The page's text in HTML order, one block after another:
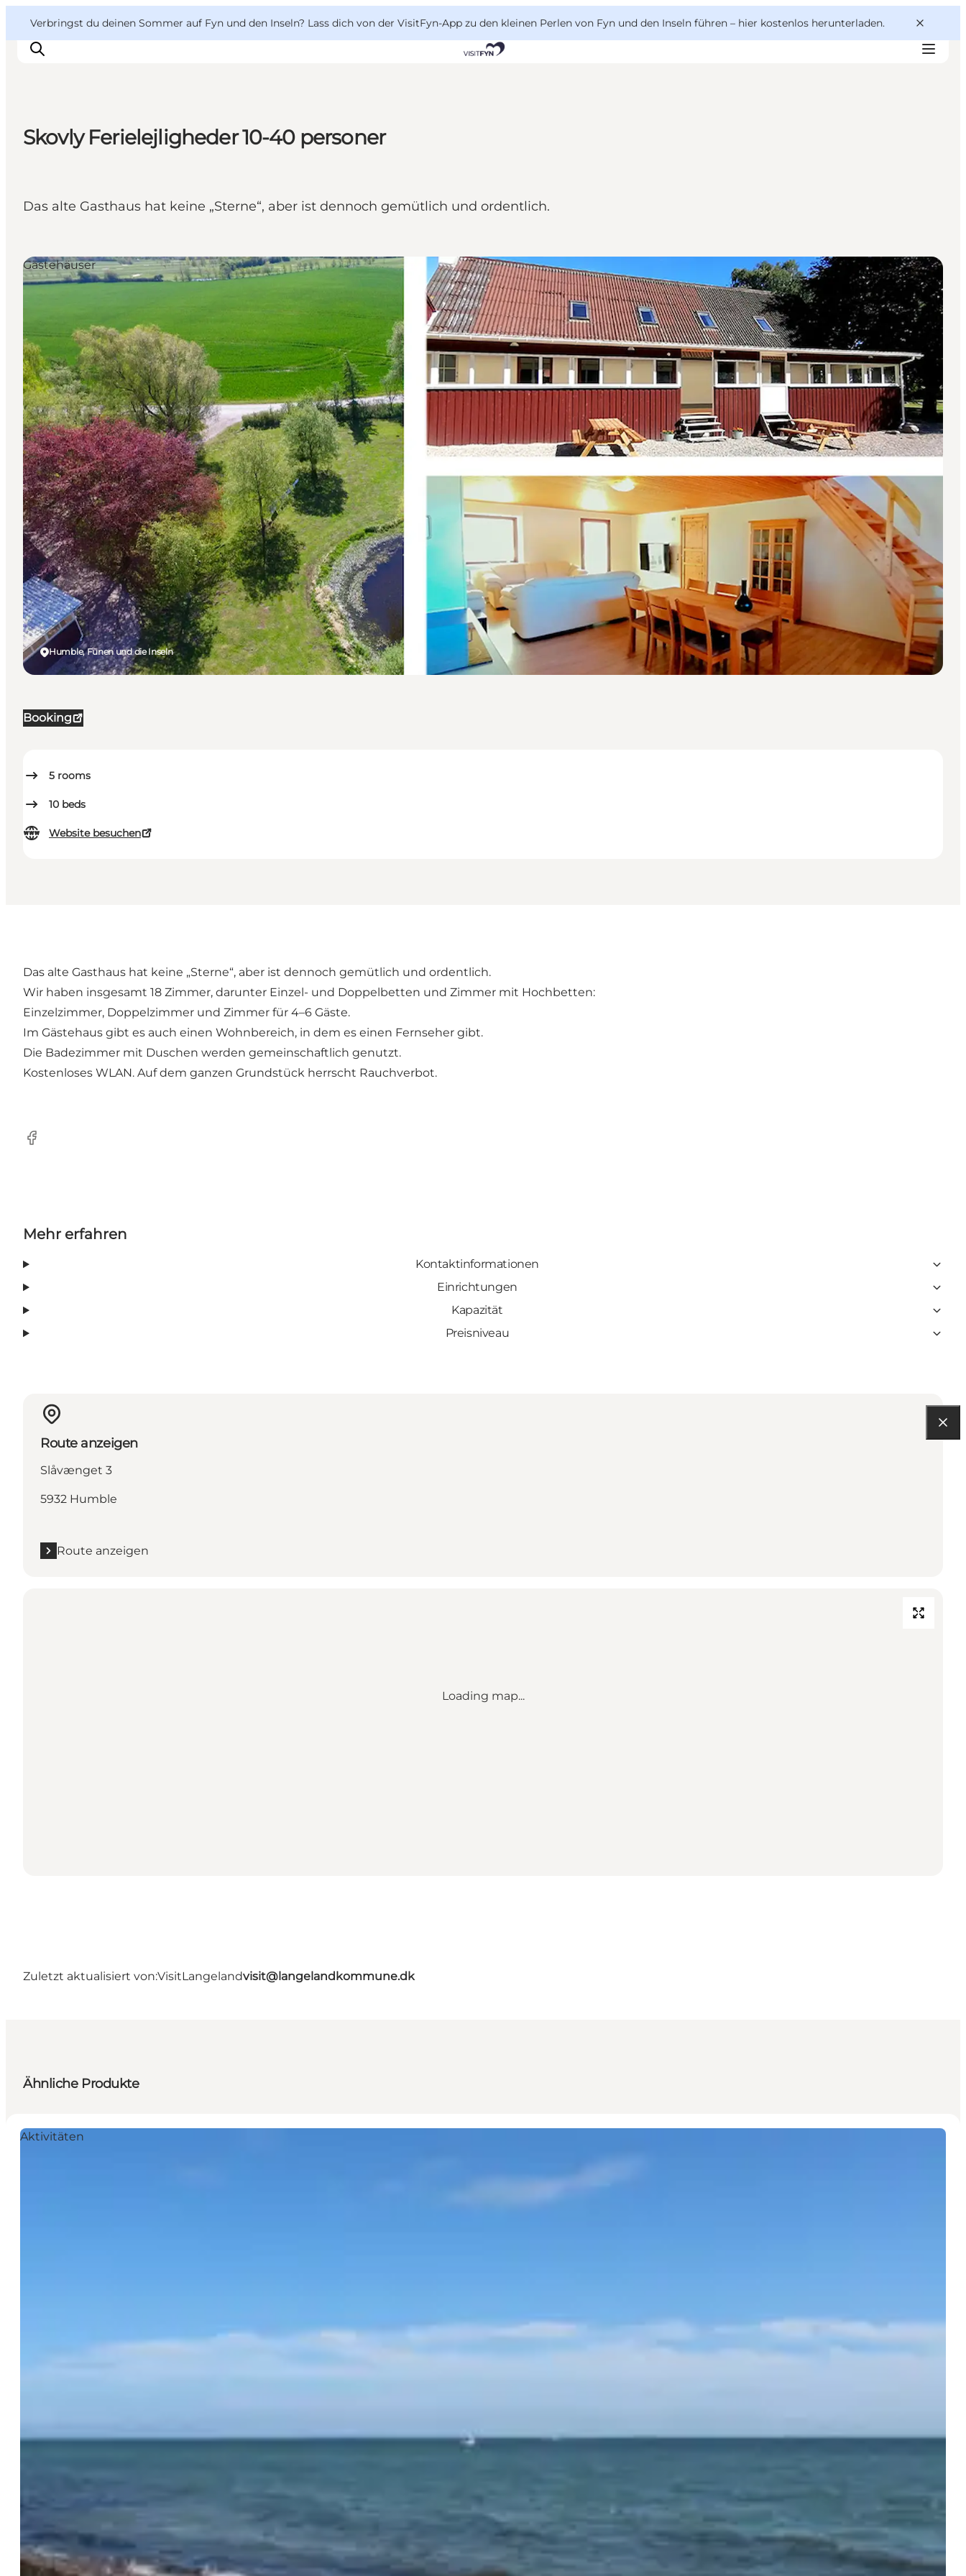
Verbringst du deinen Sommer auf Fyn und den Inseln? Lass dich von der VisitFyn-App zu den kleinen Perlen von Fyn und den Inseln führen – hier kostenlos herunterladen.
Essen & trinken
VisitFyn
Deutsch
Skovly Ferielejligheder 10-40 personer
Das alte Gasthaus hat keine „Sterne“, aber ist dennoch gemütlich und ordentlich.
Booking
5 rooms
10 beds
Website besuchen
Humble, Fünen und die Inseln
Gästehäuser
Das alte Gasthaus hat keine „Sterne“, aber ist dennoch gemütlich und ordentlich.
Wir haben insgesamt 18 Zimmer, darunter Einzel- und Doppelbetten und Zimmer mit Hochbetten:
Einzelzimmer, Doppelzimmer und Zimmer für 4–6 Gäste.
Im Gästehaus gibt es auch einen Wohnbereich, in dem es einen Fernseher gibt.
Die Badezimmer mit Duschen werden gemeinschaftlich genutzt.
Kostenloses WLAN. Auf dem ganzen Grundstück herrscht Rauchverbot.
Facebook
Mehr erfahren
Kontaktinformationen
Einrichtungen
Kapazität
Preisniveau
Route anzeigen
Slåvænget 3
5932 Humble
Route anzeigen
Loading map...
Zuletzt aktualisiert von:VisitLangelandvisit@langelandkommune.dk
Ähnliche Produkte
Aktivitäten